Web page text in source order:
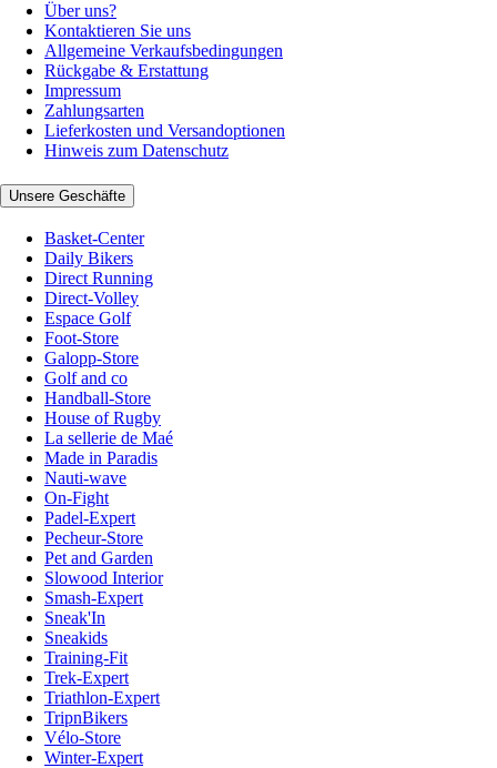
Über uns?
Kontaktieren Sie uns
Allgemeine Verkaufsbedingungen
Rückgabe & Erstattung
Impressum
Zahlungsarten
Lieferkosten und Versandoptionen
Hinweis zum Datenschutz
Unsere Geschäfte
Basket-Center
Daily Bikers
Direct Running
Direct-Volley
Espace Golf
Foot-Store
Galopp-Store
Golf and co
Handball-Store
House of Rugby
La sellerie de Maé
Made in Paradis
Nauti-wave
On-Fight
Padel-Expert
Pecheur-Store
Pet and Garden
Slowood Interior
Smash-Expert
Sneak'In
Sneakids
Training-Fit
Trek-Expert
Triathlon-Expert
TripnBikers
Vélo-Store
Winter-Expert